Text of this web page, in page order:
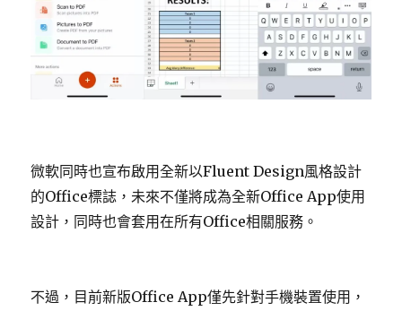
微軟同時也宣布啟用全新以Fluent Design風格設計
的Office標誌，未來不僅將成為全新Office App使用
設計，同時也會套用在所有Office相關服務。
不過，目前新版Office App僅先針對手機裝置使用，